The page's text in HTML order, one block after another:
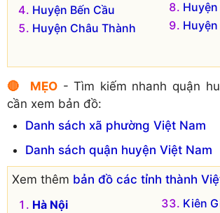
Huyện Bến Cầu
Huyện Châu Thành
Huyện
Huyện
🔴 MẸO- Tìm kiếm nhanh quận
cần xem bản đồ:
Danh sách xã phường Việt Nam
Danh sách quận huyện Việt Nam
Xem thêm bản đồ các tỉnh thành
Hà Nội
Kiên